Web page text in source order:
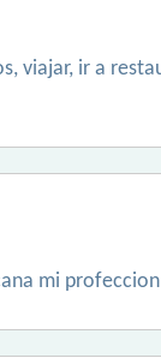
viajar, ir a
mi